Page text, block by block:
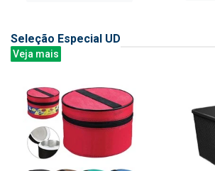
Seleção Especial UD
Veja mais